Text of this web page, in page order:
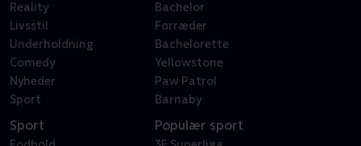
Reality
Livsstil
Underholdning
Comedy
Nyheder
Sport
Bachelor
Forræder
Bachelorette
Yellowstone
Paw Patrol
Barnaby
Sport Populær sport